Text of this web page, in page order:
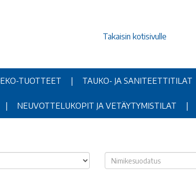
Takaisin kotisivulle
EKO-TUOTTEET TAUKO- JA SANITEETTITILAT
NEUVOTTELUKOPIT JA VETÄYTYMISTILAT